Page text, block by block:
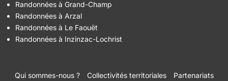
Randonnées à Grand-Champ
Randonnées à Arzal
Randonnées à Le Faouët
Randonnées à Inzinzac-Lochrist
Qui sommes-nous ? Collectivités territoriales Partenariats